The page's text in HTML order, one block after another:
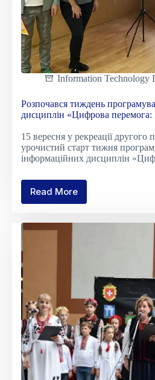
Information Technology
Розпочався тиждень
дисциплін «Цифрова перемога:
15 вересня у рекреації другого
урочистий старт тижня
інформаційних дисциплін
Read MoreРозпочався
та
перемога:
навчання»